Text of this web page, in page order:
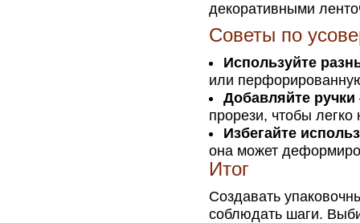
декоративными
Советы по
Используйте
или
Добавляйте ручки
прорези, чтобы легко
Избегайте
она может
Итог
Создавать
соблюдать шаги.